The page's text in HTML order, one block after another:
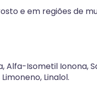
e em regiões de
Alfa-Isometil Ionona,
Linalol.